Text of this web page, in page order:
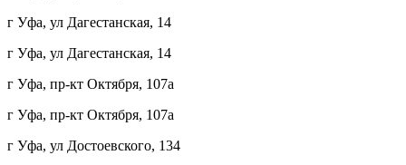
г Уфа, ул Дагестанская, 14
г Уфа, ул Дагестанская, 14
г Уфа, пр-кт Октября, 107а
г Уфа, пр-кт Октября, 107а
г Уфа, ул Достоевского, 134